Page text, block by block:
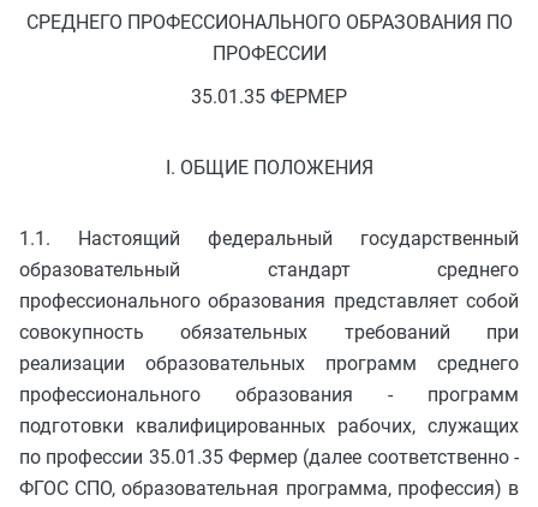
СРЕДНЕГО ПРОФЕССИОНАЛЬНОГО ОБРАЗОВАНИЯ ПО
ПРОФЕССИИ
35.01.35 ФЕРМЕР
I. ОБЩИЕ ПОЛОЖЕНИЯ
1.1. Настоящий федеральный государственный
образовательный стандарт среднего
профессионального образования представляет собой
совокупность обязательных требований при
реализации образовательных программ среднего
профессионального образования - программ
подготовки квалифицированных рабочих, служащих
по профессии 35.01.35 Фермер (далее соответственно -
ФГОС СПО, образовательная программа, профессия) в